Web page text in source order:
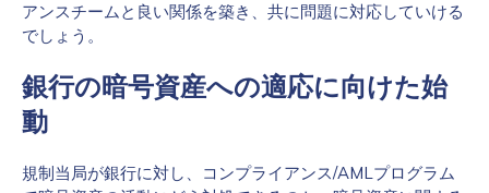
アンスチームと良い関係を築き、共に問題に対応していける
でしょう。
銀行の暗号資産への適応に向けた始
動
規制当局が銀行に対し、コンプライアンス/AMLプログラム